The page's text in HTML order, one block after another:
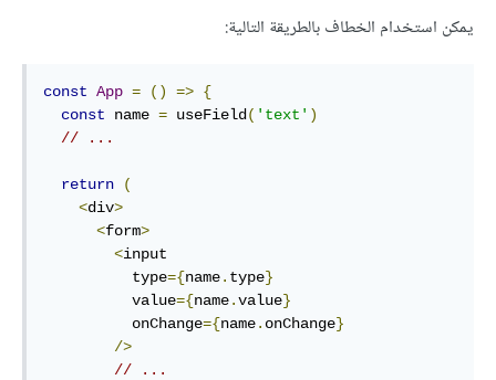
يمكن استخدام الخطاف بالطريقة التالية:
const App = () => {
const name = useField ( 'text' )
// ...
return
(
<div>
<form>
<input
          type
={name. type}
          value
={name.value}
          onChange
={name. onChange}
/>
// ...